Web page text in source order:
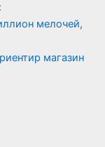
мелочей,
магазин